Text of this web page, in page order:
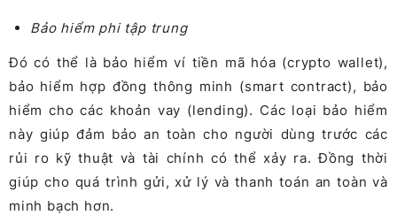
Bảo hiểm phi tập trung
Đó có thể là bảo hiểm ví tiền mã hóa (crypto wallet),
bảo hiểm hợp đồng thông minh (smart contract), bảo
hiểm cho các khoản vay (lending). Các loại bảo hiểm
này giúp đảm bảo an toàn cho người dùng trước các
rủi ro kỹ thuật và tài chính có thể xảy ra. Đồng thời
giúp cho quá trình gửi, xử lý và thanh toán an toàn và
minh bạch hơn.